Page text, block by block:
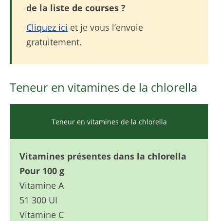
de la liste de courses ?
Cliquez ici et je vous l’envoie
gratuitement.
Teneur en vitamines de la chlorella
Teneur en vitamines de la chlorella
Vitamines présentes dans la chlorella
Pour 100 g
Vitamine A
51 300 UI
Vitamine C